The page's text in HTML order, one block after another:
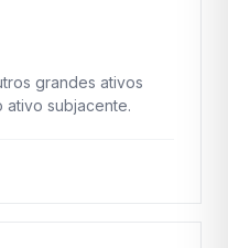
grandes ativos
subjacente.